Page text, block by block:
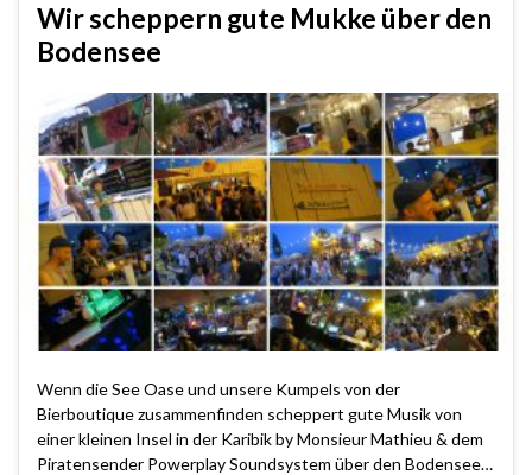
Wir scheppern gute Mukke über den
Bodensee
Wenn die See Oase und unsere Kumpels von der
Bierboutique zusammenfinden scheppert gute Musik von
einer kleinen Insel in der Karibik by Monsieur Mathieu & dem
Piratensender Powerplay Soundsystem über den Bodensee…